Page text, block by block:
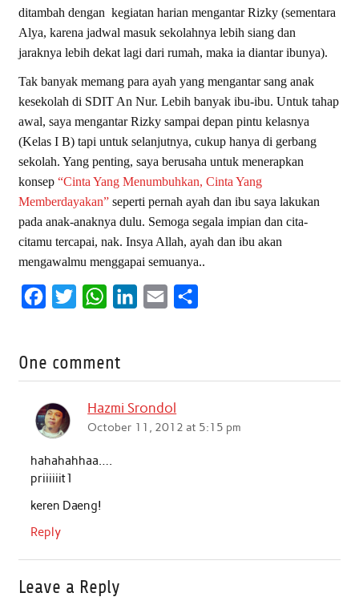
ditambah dengan kegiatan harian mengantar Rizky (sementara
Alya, karena jadwal masuk sekolahnya lebih siang dan
jaraknya lebih dekat lagi dari rumah, maka ia diantar ibunya).
Tak banyak memang para ayah yang mengantar sang anak
kesekolah di SDIT An Nur. Lebih banyak ibu-ibu. Untuk tahap
awal, saya mengantar Rizky sampai depan pintu kelasnya
(Kelas I B) tapi untuk selanjutnya, cukup hanya di gerbang
sekolah. Yang penting, saya berusaha untuk menerapkan
konsep “Cinta Yang Menumbuhkan, Cinta Yang
Memberdayakan” seperti pernah ayah dan ibu saya lakukan
pada anak-anaknya dulu. Semoga segala impian dan cita-
citamu tercapai, nak. Insya Allah, ayah dan ibu akan
mengawalmu menggapai semuanya..
e
o
o
k
t
W
t
A
p
d
One comment
Hazmi Srondol
October 11, 2012 at 5:15 pm
hahahahhaa….
priiiiiit1
keren Daeng!
Reply
Leave a Reply